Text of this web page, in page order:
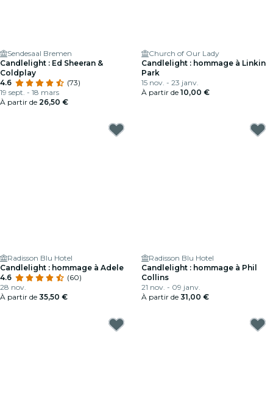
Sendesaal Bremen
Candlelight : Ed Sheeran &
Coldplay
4.6
(73)
19 sept. - 18 mars
À partir de 26,50 €
Church of Our Lady
Candlelight : hommage à Linkin
Park
15 nov. - 23 janv.
À partir de 10,00 €
Radisson Blu Hotel
Candlelight : hommage à Adele
4.6
(60)
28 nov.
À partir de 35,50 €
Radisson Blu Hotel
Candlelight : hommage à Phil
Collins
21 nov. - 09 janv.
À partir de 31,00 €